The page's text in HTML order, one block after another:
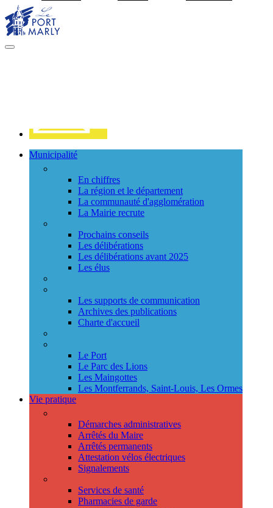
MENU
Municipalité
En chiffres
La région et le département
La communauté d'agglomération
La Mairie recrute
Prochains conseils
Les délibérations
Les délibérations avant 2025
Les élus
Les supports de communication
Archives des publications
Charte d'accueil
Le Port
Le Parc des Lions
Les Maingottes
Les Montferrands, Saint-Louis, Les Ormes
Vie pratique
Démarches administratives
Arrêtés du Maire
Arrêtés permanents
Attestation vélos électriques
Signalements
Services de santé
Pharmacies de garde